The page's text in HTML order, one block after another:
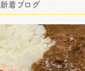
新着ブログ